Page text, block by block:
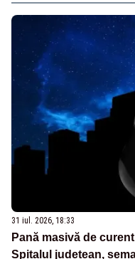
31 iul. 2026, 18:33
Pană masivă de
Spitalul județean,